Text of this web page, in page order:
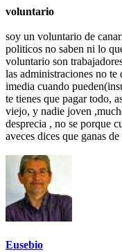
voluntario
soy un voluntario de
politicos no saben ni lo
voluntario son
las administraciones no te
imedia cuando
te tienes que pagar todo,
viejo, y nadie joven
desprecia , no se porque
aveces dices que ganas
Eusebio